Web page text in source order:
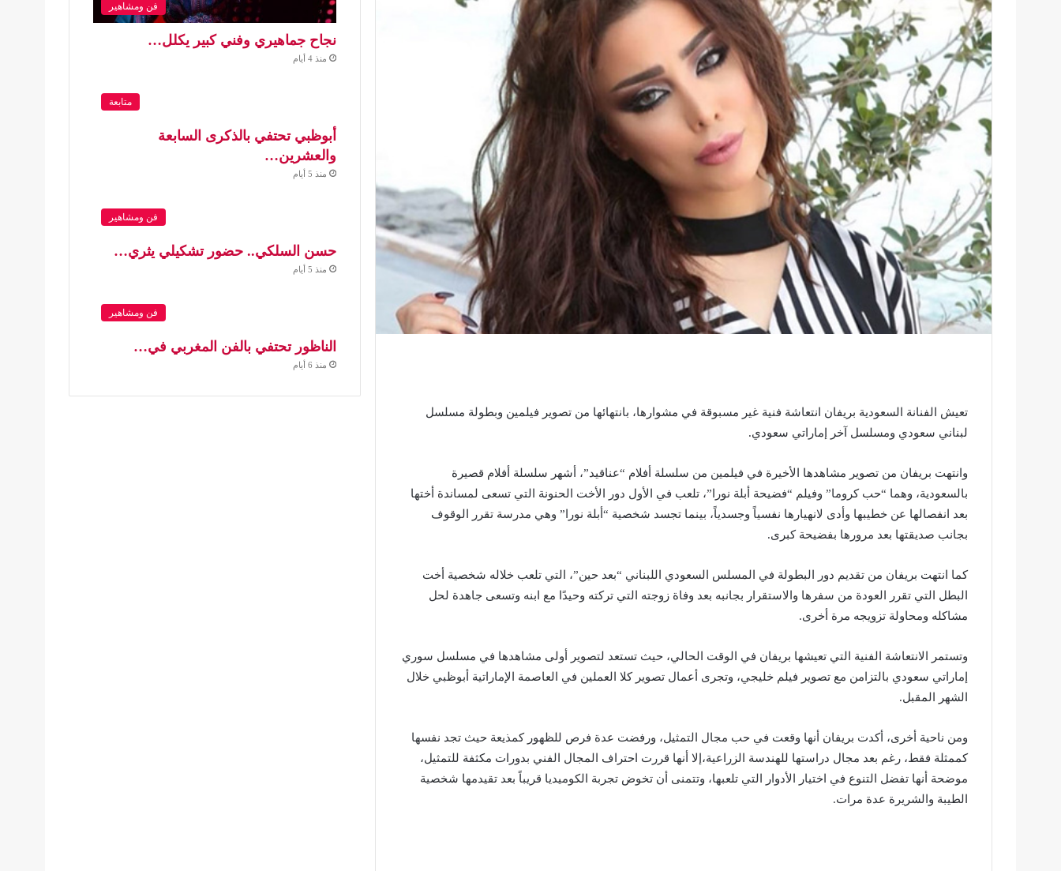
تعيش الفنانة السعودية بريفان انتعاشة فنية غير مسبوقة في مشوارها، بانتهائها من تصوير فيلمين وبطولة مسلسل
لبناني سعودي ومسلسل آخر إماراتي سعودي.
وانتهت بريفان من تصوير مشاهدها الأخيرة في فيلمين من سلسلة أفلام “عناقيد”، أشهر سلسلة أفلام قصيرة
بالسعودية، وهما “حب كروما” وفيلم “فضيحة أبلة نورا”، تلعب في الأول دور الأخت الحنونة التي تسعى لمساندة أختها
بعد انفصالها عن خطيبها وأدى لانهيارها نفسياً وجسدياً، بينما تجسد شخصية “أبلة نورا” وهي مدرسة تقرر الوقوف
بجانب صديقتها بعد مرورها بفضيحة كبرى.
كما انتهت بريفان من تقديم دور البطولة في المسلس السعودي اللبناني “بعد حين”، التي تلعب خلاله شخصية أخت
البطل التي تقرر العودة من سفرها والاستقرار بجانبه بعد وفاة زوجته التي تركته وحيدًا مع ابنه وتسعى جاهدة لحل
مشاكله ومحاولة تزويجه مرة أخرى.
وتستمر الانتعاشة الفنية التي تعيشها بريفان في الوقت الحالي، حيث تستعد لتصوير أولى مشاهدها في مسلسل سوري
إماراتي سعودي بالتزامن مع تصوير فيلم خليجي، وتجرى أعمال تصوير كلا العملين في العاصمة الإماراتية أبوظبي خلال
الشهر المقبل.
ومن ناحية أخرى، أكدت بريفان أنها وقعت في حب مجال التمثيل، ورفضت عدة فرص للظهور كمذيعة حيث تجد نفسها
كممثلة فقط، رغم بعد مجال دراستها للهندسة الزراعية،إلا أنها قررت احتراف المجال الفني بدورات مكثفة للتمثيل،
موضحة أنها تفضل التنوع في اختيار الأدوار التي تلعبها، وتتمنى أن تخوض تجربة الكوميديا قريباً بعد تقيدمها شخصية
الطيبة والشريرة عدة مرات.
فن ومشاهير
نجاح جماهيري وفني كبير يكلل…
منذ 4 أيام
متابعة
أبوظبي تحتفي بالذكرى السابعة
والعشرين…
منذ 5 أيام
فن ومشاهير
حسن السلكي.. حضور تشكيلي يثري…
منذ 5 أيام
فن ومشاهير
الناظور تحتفي بالفن المغربي في…
منذ 6 أيام